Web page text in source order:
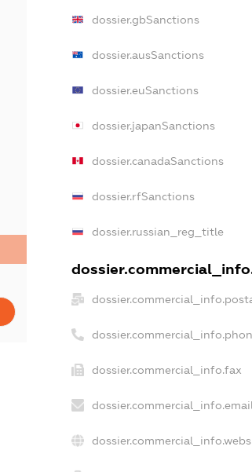
dossier.gbSanctions
dossier.ausSanctions
dossier.euSanctions
dossier.japanSanctions
dossier.canadaSanctions
dossier.rfSanctions
dossier.russian_reg_title
dossier.commercial_info.fax
dossier.commercial_info.email